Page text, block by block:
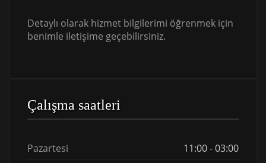
Detaylı olarak hizmet bilgilerimi öğrenmek için
benimle iletişime geçebilirsiniz.
Çalışma saatleri
Pazartesi
11:00 - 03:00